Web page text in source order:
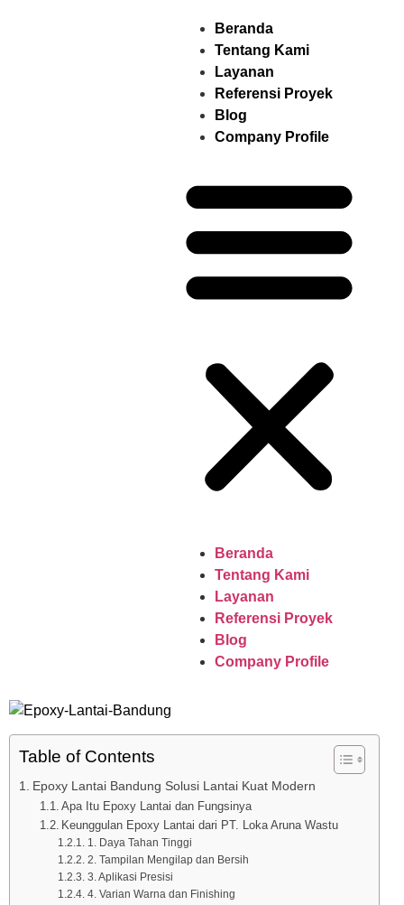
Beranda
Tentang Kami
Layanan
Referensi Proyek
Blog
Company Profile
Beranda
Tentang Kami
Layanan
Referensi Proyek
Blog
Company Profile
Table of Contents
Epoxy Lantai Bandung Solusi Lantai Kuat Modern
Apa Itu Epoxy Lantai dan Fungsinya
Keunggulan Epoxy Lantai dari PT. Loka Aruna Wastu
1. Daya Tahan Tinggi
2. Tampilan Mengilap dan Bersih
3. Aplikasi Presisi
4. Varian Warna dan Finishing